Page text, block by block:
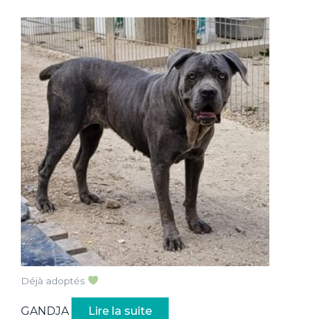
Déjà adoptés
GANDJA Lire la suite